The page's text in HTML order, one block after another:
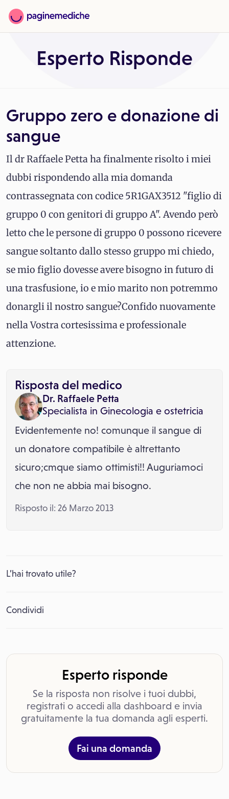
Esperto Risponde
Gruppo zero e donazione di
sangue
Il dr Raffaele Petta ha finalmente risolto i miei
dubbi rispondendo alla mia domanda
contrassegnata con codice 5R1GAX3512 "figlio di
gruppo 0 con genitori di gruppo A". Avendo però
letto che le persone di gruppo 0 possono ricevere
sangue soltanto dallo stesso gruppo mi chiedo,
se mio figlio dovesse avere bisogno in futuro di
una trasfusione, io e mio marito non potremmo
donargli il nostro sangue?Confido nuovamente
nella Vostra cortesissima e professionale
attenzione.
Risposta del medico
Dr. Raffaele Petta
Specialista in Ginecologia e ostetricia
Evidentemente no! comunque il sangue di
un donatore compatibile è altrettanto
sicuro;cmque siamo ottimisti!! Auguriamoci
che non ne abbia mai bisogno.
Risposto il: 26 Marzo 2013
L’hai trovato utile?
Condividi
Esperto risponde
Se la risposta non risolve i tuoi dubbi,
registrati o accedi alla dashboard e invia
gratuitamente la tua domanda agli esperti.
Fai una domanda